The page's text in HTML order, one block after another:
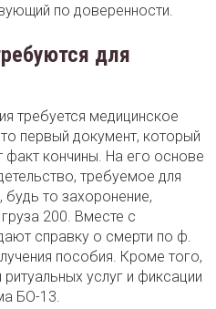
по доверенности.
для
требуется медицинское
первый документ, который
кончины. На его основе
требуемое для
будь то захоронение,
200. Вместе с
справку о смерти по ф.
пособия. Кроме того,
услуг и фиксации
БО-13.